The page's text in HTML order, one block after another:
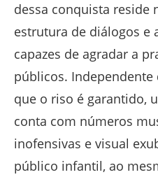
dessa conquista reside
estrutura de diálogos e
capazes de agradar a
públicos. Independente
que o riso é garantido,
conta com números
inofensivas e visual
público infantil, ao